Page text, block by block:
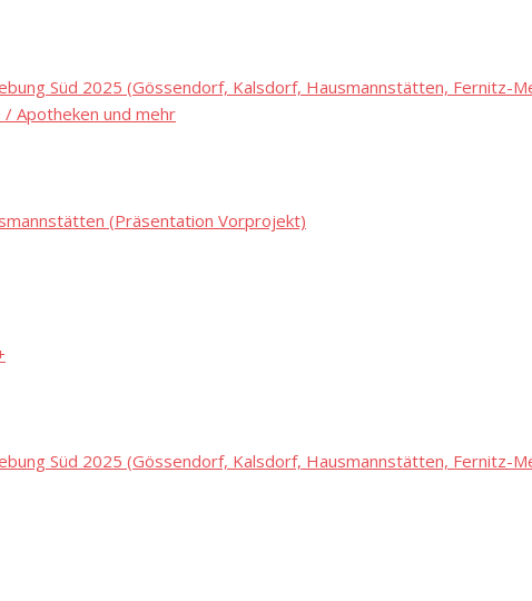
Süd 2025 (Gössendorf, Kalsdorf, Hausmannstätten, Fernitz-
Apotheken und mehr
(Präsentation Vorprojekt)
Süd 2025 (Gössendorf, Kalsdorf, Hausmannstätten, Fernitz-